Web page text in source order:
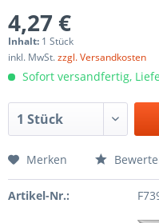
4,27 €
Inhalt: 1 Stück
inkl. MwSt.zzgl. Versandkosten
Sofort versandfertig,
Merken
Artikel-Nr.: